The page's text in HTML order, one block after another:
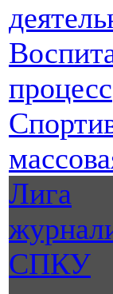
процесс
Лига
СПКУ